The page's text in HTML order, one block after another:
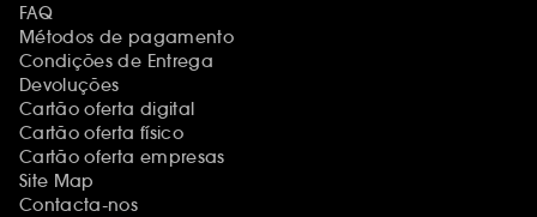
FAQ
Métodos de pagamento
Condições de Entrega
Devoluções
Cartão oferta digital
Cartão oferta físico
Cartão oferta empresas
Site Map
Contacta-nos